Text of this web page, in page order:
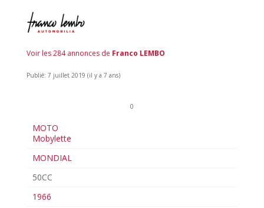
Voir les 284 annonces de Franco LEMBO
Publié: 7 juillet 2019 (il y a 7 ans)
0
MOTO
Mobylette
MONDIAL
50CC
1966